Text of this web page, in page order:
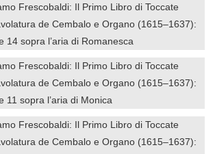
Frescobaldi: Il Primo Libro di Toccate
de Cembalo e Organo (1615–1637):
14 sopra l’aria di Romanesca
Frescobaldi: Il Primo Libro di Toccate
de Cembalo e Organo (1615–1637):
11 sopra l’aria di Monica
Frescobaldi: Il Primo Libro di Toccate
de Cembalo e Organo (1615–1637):